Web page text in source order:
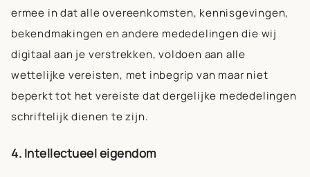
ermee in dat alle overeenkomsten, kennisgevingen,
bekendmakingen en andere mededelingen die wij
digitaal aan je verstrekken, voldoen aan alle
wettelijke vereisten, met inbegrip van maar niet
beperkt tot het vereiste dat dergelijke mededelingen
schriftelijk dienen te zijn.
4. Intellectueel eigendom